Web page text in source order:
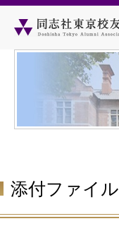
添付ファイル